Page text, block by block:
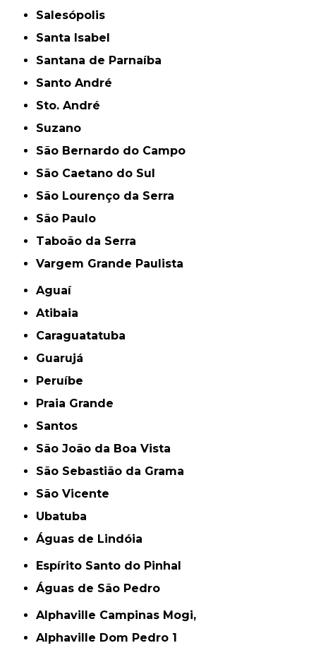
Salesópolis
Santa Isabel
Santana de Parnaíba
Santo André
Sto. André
Suzano
São Bernardo do Campo
São Caetano do Sul
São Lourenço da Serra
São Paulo
Taboão da Serra
Vargem Grande Paulista
Aguaí
Atibaia
Caraguatatuba
Guarujá
Peruíbe
Praia Grande
Santos
São João da Boa Vista
São Sebastião da Grama
São Vicente
Ubatuba
Águas de Lindóia
Espírito Santo do Pinhal
Águas de São Pedro
Alphaville Campinas Mogi,
Alphaville Dom Pedro 1